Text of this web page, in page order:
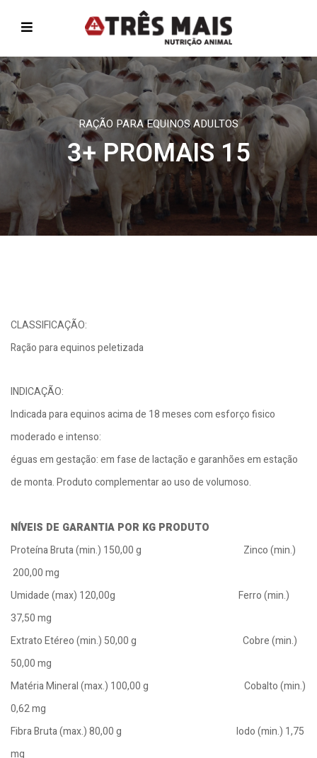
RAÇÃO PARA EQUINOS ADULTOS
3+ PROMAIS 15
CLASSIFICAÇÃO:
Ração para equinos peletizada
INDICAÇÃO:
Indicada para equinos acima de 18 meses com esforço fisico
moderado e intenso:
éguas em gestação: em fase de lactação e garanhões em estação
de monta. Produto complementar ao uso de volumoso.
NÍVEIS DE GARANTIA POR KG PRODUTO
Proteína Bruta (min.) 150,00 g Zinco (min.)
200,00 mg
Umidade (max) 120,00g Ferro (min.)
37,50 mg
Extrato Etéreo (min.) 50,00 g Cobre (min.)
50,00 mg
Matéria Mineral (max.) 100,00 g Cobalto (min.)
0,62 mg
Fibra Bruta (max.) 80,00 g lodo (min.) 1,75
mg